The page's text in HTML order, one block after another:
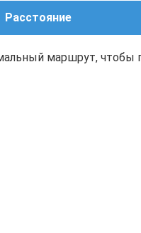
Расстояние
маршрут, чтобы